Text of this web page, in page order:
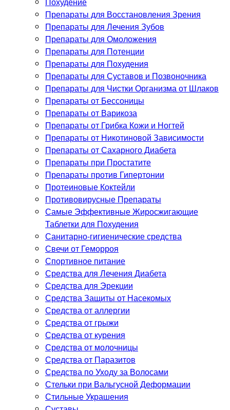
Препараты для Восстановления Зрения
Препараты для Лечения Зубов
Препараты для Омоложения
Препараты для Потенции
Препараты для Похудения
Препараты для Суставов и Позвоночника
Препараты для Чистки Организма от Шлаков
Препараты от Бессоницы
Препараты от Варикоза
Препараты от Грибка Кожи и Ногтей
Препараты от Никотиновой Зависимости
Препараты от Сахарного Диабета
Препараты при Простатите
Препараты против Гипертонии
Протеиновые Коктейли
Противовирусные Препараты
Самые Эффективные Жиросжигающие
Таблетки для Похудения
Санитарно-гигиенические средства
Свечи от Геморроя
Спортивное питание
Средства для Лечения Диабета
Средства для Эрекции
Средства Защиты от Насекомых
Средства от аллергии
Средства от грыжи
Средства от курения
Средства от молочницы
Средства от Паразитов
Средства по Уходу за Волосами
Стельки при Вальгусной Деформации
Стильные Украшения